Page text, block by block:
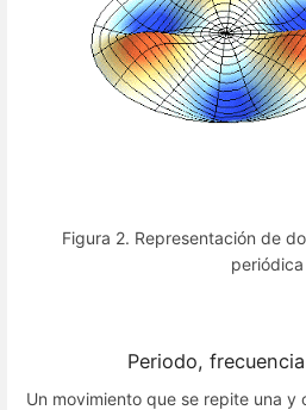
Figura 2. Representación de
periódica
Periodo,
Un movimiento que se repite una y